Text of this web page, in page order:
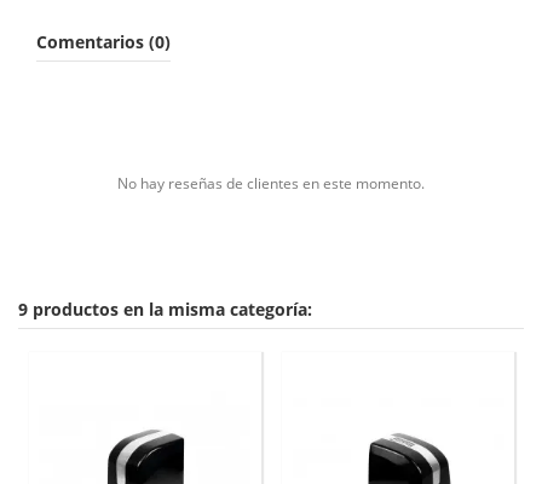
Comentarios (0)
No hay reseñas de clientes en este momento.
9 productos en la misma categoría: